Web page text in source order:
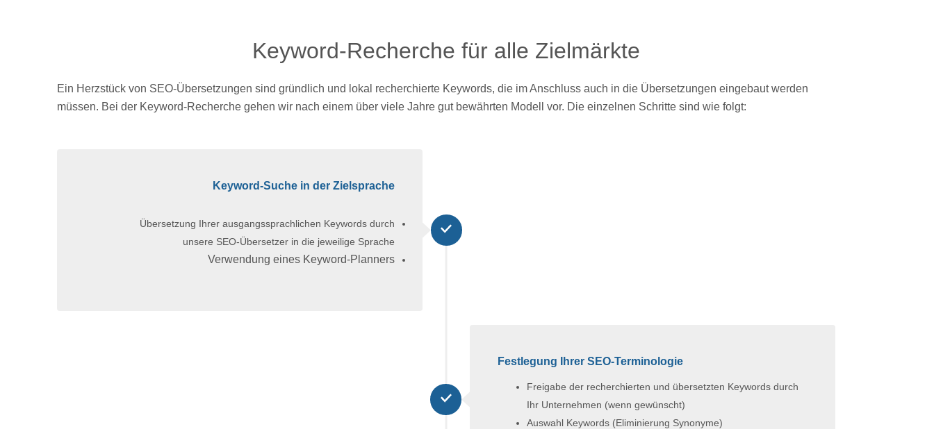
Keyword-Recherche für alle Zielmärkte
Ein Herzstück von SEO-Übersetzungen sind gründlich und lokal recherchierte Keywords, die im Anschluss auch in die Übersetzungen eingebaut werden
müssen. Bei der Keyword-Recherche gehen wir nach einem über viele Jahre gut bewährten Modell vor. Die einzelnen Schritte sind wie folgt:
Keyword-Suche in der Zielsprache
Übersetzung Ihrer ausgangssprachlichen Keywords durch
unsere SEO-Übersetzer in die jeweilige Sprache
Verwendung eines Keyword-Planners
Festlegung Ihrer SEO-Terminologie
Freigabe der recherchierten und übersetzten Keywords durch
Ihr Unternehmen (wenn gewünscht)
Auswahl Keywords (Eliminierung Synonyme)